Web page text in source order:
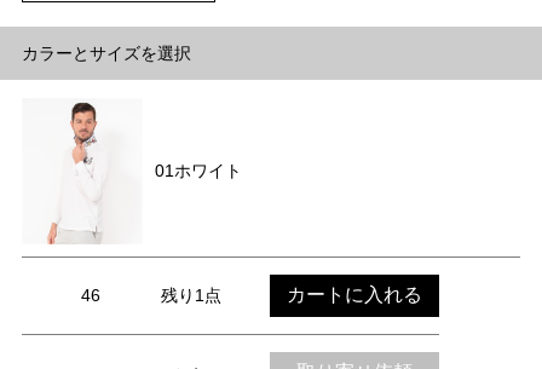
カラーとサイズを選択
01ホワイト
46 残り1点 カートに入れる